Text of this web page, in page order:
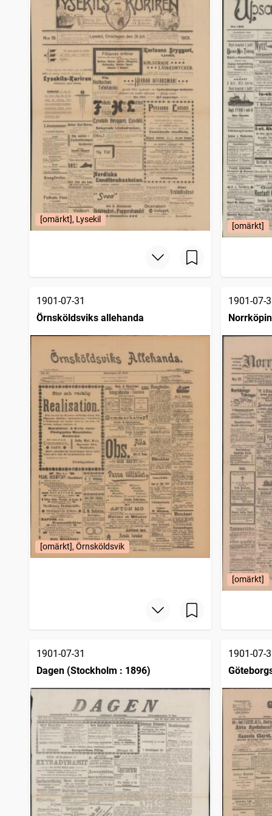
Venersborgsposten
träffar
Borlänge tidning
Skärgården (Uddevalla : 1897)
träffar
Helsingborgsposten Skåne Halland Halvveckoupplagan
träffar
Karlshamn
träffar
Jönköpingsposten
träffar
Nerikestidningen
träffar
Gotlandsposten
träffar
Hvad nytt i dag, Sammandragen upplaga af Stockholmstidningen
träffar
Skara tidning
träffar
Eskilstunakuriren
träffar
Dagen (Stockholm : 1896)
träffar
Ångaren
träffar
Westmanlands allehanda
träffar
Dagens nyheter
träffar
Södermanlands nyheter
träffar
Gefle dagblad
1
träffar
Sollefteåbladet
träffar
Sveriges restauranttidning
träffar
[omärkt], Lysekil
[omärkt]
1901-07-31
Örnsköldsviks allehanda
[omärkt], Örnsköldsvik
1901-07-
[omärkt]
1901-07-31
Dagen (Stockholm : 1896)
1901-07-